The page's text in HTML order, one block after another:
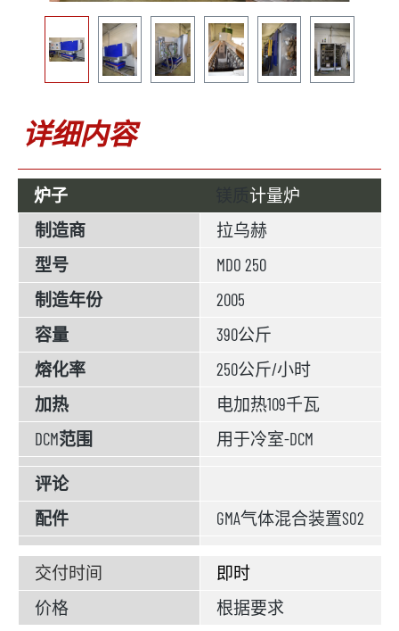
详细内容
炉子
计量炉
制造商
拉乌赫
型号
MDO 250
制造年份
2005
容量
390公斤
熔化率
250公斤/小时
加热
电加热109千瓦
DCM范围 用于冷室-DCM
评论
配件
GMA气体混合装置SO2
交付时间
即时
价格
根据要求